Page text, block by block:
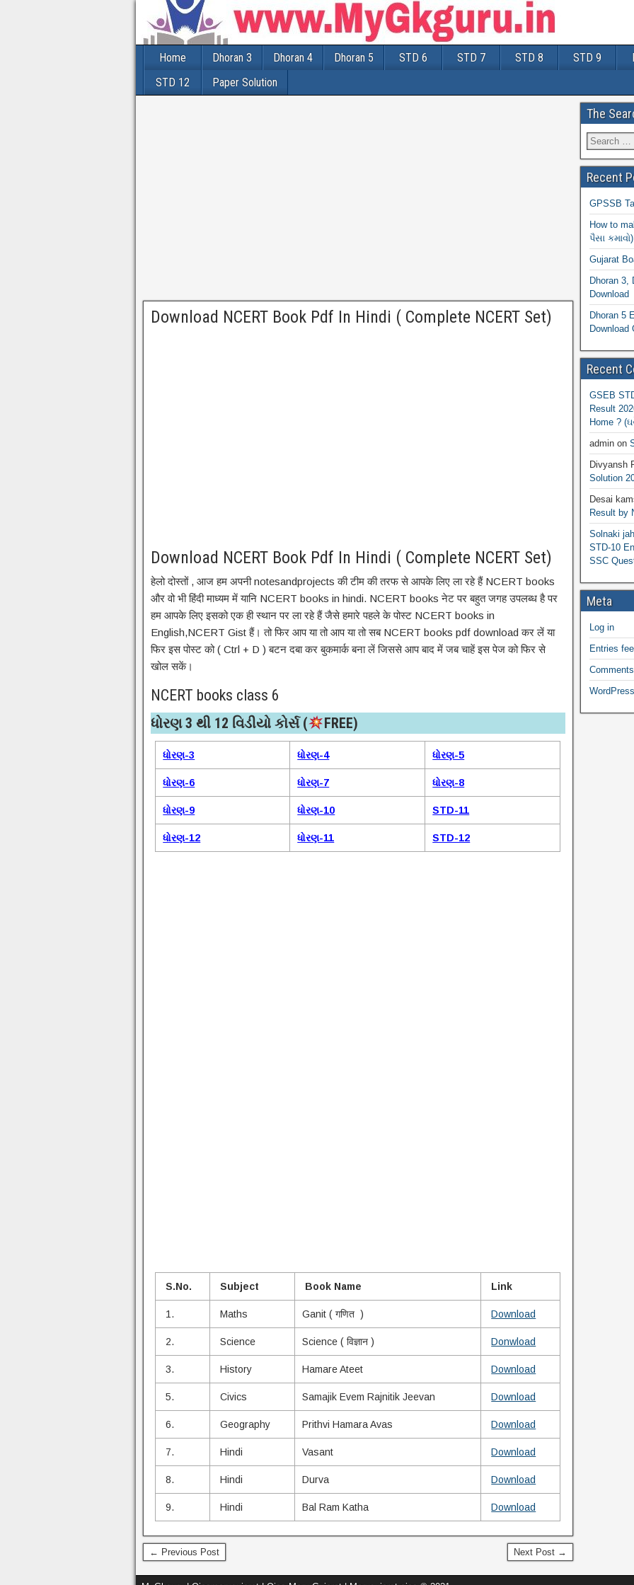
Home Dhoran 3 Dhoran 4 Dhoran 5 STD 6 STD 7 STD 8 STD 9
STD 12
Paper Solution
Download NCERT Book Pdf In Hindi ( Complete NCERT Set)
Download NCERT Book Pdf In Hindi ( Complete NCERT Set)
हेलो दोस्तों , आज हम अपनी notesandprojects की टीम की तरफ से आपके लिए ला रहे हैं NCERT books
और वो भी हिंदी माध्यम में यानि NCERT books in hindi. NCERT books नेट पर बहुत जगह उपलब्ध है पर
हम आपके लिए इसको एक ही स्थान पर ला रहे हैं जैसे हमारे पहले के पोस्ट NCERT books in
English,NCERT Gist हैं। तो फिर आप या तो आप या तो सब NCERT books pdf download कर लें या
फिर इस पोस्ट को ( Ctrl + D ) बटन दबा कर बुकमार्क बना लें जिससे आप बाद में जब चाहें इस पेज को फिर से
खोल सकें।
NCERT books class 6
ધોરણ 3 થી 12 વિડીયો કોર્સ ( FREE)​
ધોરણ-3 ધોરણ-4 ધોરણ-5
ધોરણ-6 ધોરણ-7 ધોરણ-8
ધોરણ-9 ધોરણ-10 STD-11
ધોરણ-12 ધોરણ-11 STD-12
S.No. Subject Book Name Link
1. Maths Ganit ( गणित ) Download
2. Science Science ( विज्ञान ) Donwload
3. History Hamare Ateet Download
5. Civics Samajik Evem Rajnitik Jeevan Download
6. Geography Prithvi Hamara Avas Download
7. Hindi Vasant Download
8. Hindi Durva Download
9. Hindi Bal Ram Katha Download
← Previous Post Next Post →
The
Recent
GPSSB
How to
પૈસા કમાવો)
Gujarat
Dhoran 3,
Download
Dhoran 5
Download
Recent
GSEB
Result
Home ?
adminon
Divyansh
Solution
Desai
Result by
Solnaki
STD-10
SSC
Meta
Log in
Entries